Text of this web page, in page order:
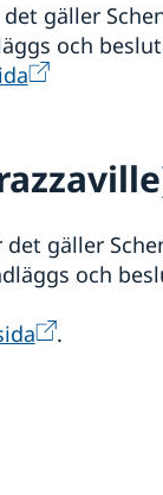
gäller
och
gäller
och
.